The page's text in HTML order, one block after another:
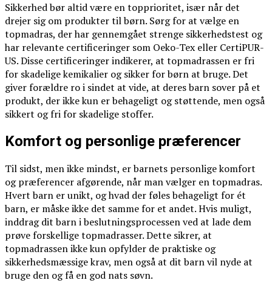
Sikkerhed bør altid være en topprioritet, især når det
drejer sig om produkter til børn. Sørg for at vælge en
topmadras, der har gennemgået strenge sikkerhedstest og
har relevante certificeringer som Oeko-Tex eller CertiPUR-
US. Disse certificeringer indikerer, at topmadrassen er fri
for skadelige kemikalier og sikker for børn at bruge. Det
giver forældre ro i sindet at vide, at deres barn sover på et
produkt, der ikke kun er behageligt og støttende, men også
sikkert og fri for skadelige stoffer.
Komfort og personlige præferencer
Til sidst, men ikke mindst, er barnets personlige komfort
og præferencer afgørende, når man vælger en topmadras.
Hvert barn er unikt, og hvad der føles behageligt for ét
barn, er måske ikke det samme for et andet. Hvis muligt,
inddrag dit barn i beslutningsprocessen ved at lade dem
prøve forskellige topmadrasser. Dette sikrer, at
topmadrassen ikke kun opfylder de praktiske og
sikkerhedsmæssige krav, men også at dit barn vil nyde at
bruge den og få en god nats søvn.